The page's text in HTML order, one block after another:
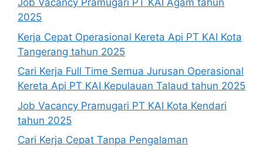
Job Vacancy Pramugari PT KAI Agam tahun
2025
Kerja Cepat Operasional Kereta Api PT KAI Kota
Tangerang tahun 2025
Cari Kerja Full Time Semua Jurusan Operasional
Kereta Api PT KAI Kepulauan Talaud tahun 2025
Job Vacancy Pramugari PT KAI Kota Kendari
tahun 2025
Cari Kerja Cepat Tanpa Pengalaman